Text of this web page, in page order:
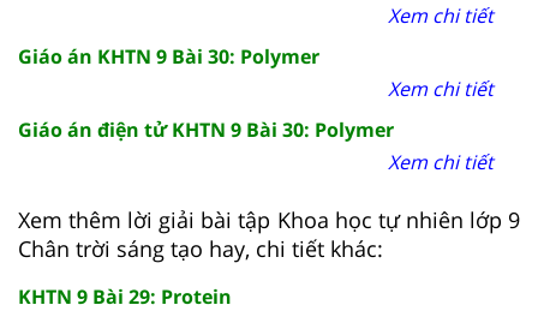
Xem chi tiết
Giáo án KHTN 9 Bài 30: Polymer
Xem chi tiết
Giáo án điện tử KHTN 9 Bài 30: Polymer
Xem chi tiết
Xem thêm lời giải bài tập Khoa học tự nhiên lớp 9
Chân trời sáng tạo hay, chi tiết khác:
KHTN 9 Bài 29: Protein